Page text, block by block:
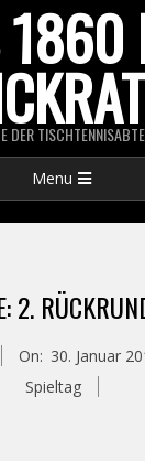
DER
Menu
2.
On: 30. Januar
Spieltag